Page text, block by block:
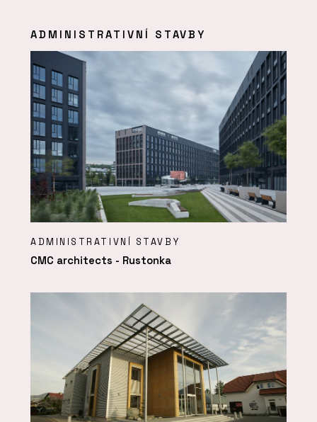
ADMINISTRATIVNÍ STAVBY
ADMINISTRATIVNÍ STAVBY
CMC architects - Rustonka